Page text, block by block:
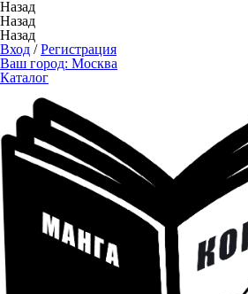
Назад
Назад
Назад
Вход /Регистрация
Ваш город: Москва
Каталог